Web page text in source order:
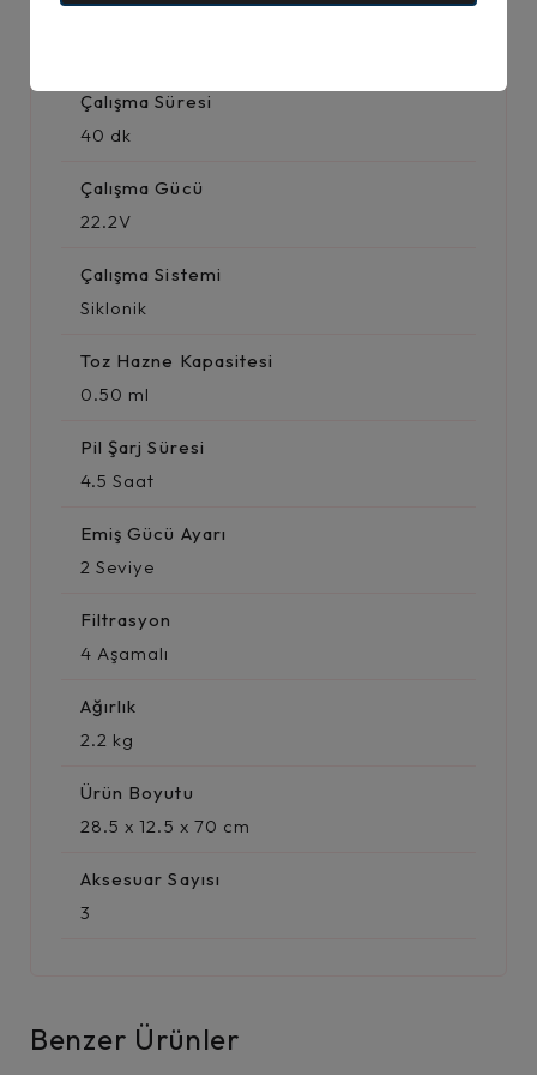
Çalışma Süresi
40 dk
Çalışma Gücü
22.2V
Çalışma Sistemi
Siklonik
Toz Hazne Kapasitesi
0.50 ml
Pil Şarj Süresi
4.5 Saat
Emiş Gücü Ayarı
2 Seviye
Filtrasyon
4 Aşamalı
Ağırlık
2.2 kg
Ürün Boyutu
28.5 x 12.5 x 70 cm
Aksesuar Sayısı
3
Benzer Ürünler